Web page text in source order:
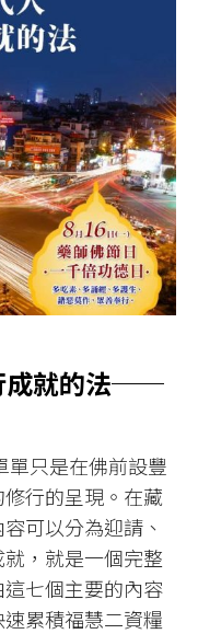
成就的法──
單只是在佛前設豐
行的呈現。在藏
可以分為迎請、
，就是一個完整
七個主要的內容
累積福慧二資糧